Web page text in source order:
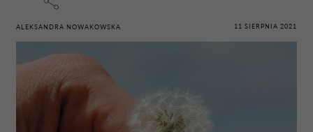
ALEKSANDRA NOWAKOWSKA 11 SIERPNIA 2021